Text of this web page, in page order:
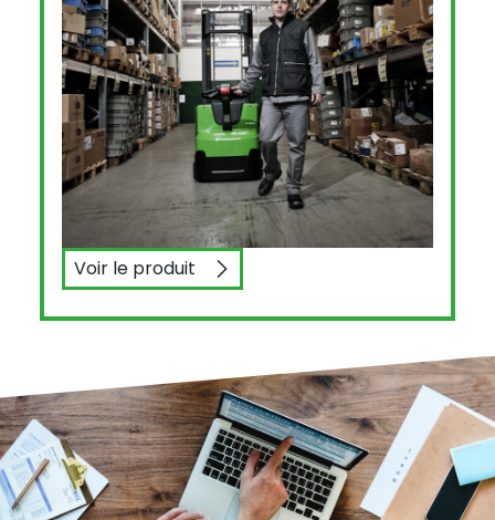
Voir le produitCESAB S200 24V